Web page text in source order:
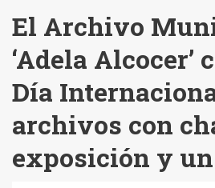
El Archivo
‘Adela Alcocer’
Día
archivos con
exposición y